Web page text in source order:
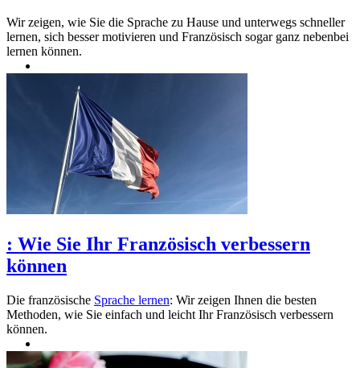
Wir zeigen, wie Sie die Sprache zu Hause und unterwegs schneller
lernen, sich besser motivieren und Französisch sogar ganz nebenbei
lernen können.
: Wie Sie Ihr Französisch verbessern
können
Die französische Sprache lernen: Wir zeigen Ihnen die besten
Methoden, wie Sie einfach und leicht Ihr Französisch verbessern
können.